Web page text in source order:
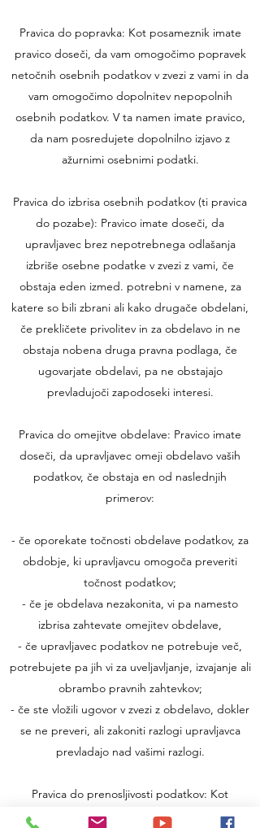
Pravica do popravka: Kot posameznik imate
pravico doseči, da vam omogočimo popravek
netočnih osebnih podatkov v zvezi z vami in da
vam omogočimo dopolnitev nepopolnih
osebnih podatkov. V ta namen imate pravico,
da nam posredujete dopolnilno izjavo z
ažurnimi osebnimi podatki.
Pravica do izbrisa osebnih podatkov (ti pravica
do pozabe): Pravico imate doseči, da
upravljavec brez nepotrebnega odlašanja
izbriše osebne podatke v zvezi z vami, če
obstaja eden izmed. potrebni v namene, za
katere so bili zbrani ali kako drugače obdelani,
če prekličete privolitev in za obdelavo in ne
obstaja nobena druga pravna podlaga, če
ugovarjate obdelavi, pa ne obstajajo
prevladujoči zapodoseki interesi.
Pravica do omejitve obdelave: Pravico imate
doseči, da upravljavec omeji obdelavo vaših
podatkov, če obstaja en od naslednjih
primerov:
- če oporekate točnosti obdelave podatkov, za
obdobje, ki upravljavcu omogoča preveriti
točnost podatkov;
- če je obdelava nezakonita, vi pa namesto
izbrisa zahtevate omejitev obdelave,
- če upravljavec podatkov ne potrebuje več,
potrebujete pa jih vi za uveljavljanje, izvajanje ali
obrambo pravnih zahtevkov;
- če ste vložili ugovor v zvezi z obdelavo, dokler
se ne preveri, ali zakoniti razlogi upravljavca
prevladajo nad vašimi razlogi.
Pravica do prenosljivosti podatkov: Kot
posameznik imate pravico, da prejmete vaše